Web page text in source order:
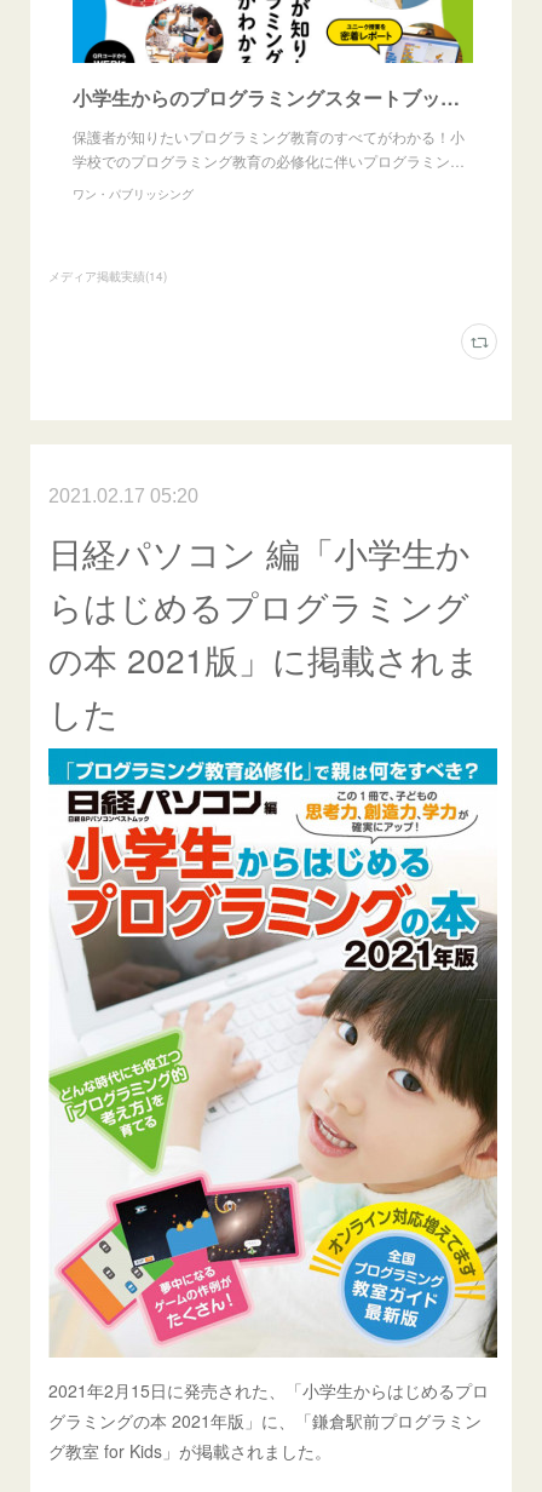
小学生からのプログラミングスタートブック｜株式会社ワン・パブリッシング
保護者が知りたいプログラミング教育のすべてがわかる！小
学校でのプログラミング教育の必修化に伴いプログラミン…
ワン・パブリッシング
メディア掲載実績(14)
2021.02.17 05:20
日経パソコン 編「小学生か
らはじめるプログラミング
の本 2021版」に掲載されま
した
2021年2月15日に発売された、「小学生からはじめるプロ
グラミングの本 2021年版」に、「鎌倉駅前プログラミン
グ教室 for Kids」が掲載されました。